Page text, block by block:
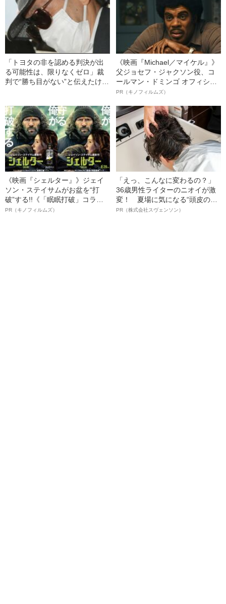
「トヨタの非を認める判決が出
る可能性は、限りなくゼロ」裁
判で“勝ち目がない”と伝えたけれ
の葛藤」
《映画『Michael／マイケル』》
父ジョセフ・ジャクソン役、コ
ールマン・ドミンゴ オフィシャ
ルインタビュー“観客を魅了した
語る”《日本興収70億円突破》
PR（キノフィルムズ）
《映画『シェルター』》ジェイ
ソン・ステイサムがお盆を“打
破”する!!《「眠眠打破」コラ
ボ》
PR（キノフィルムズ）
「えっ、こんなに変わるの？」
36歳男性ライターのニオイが激
変！ 夏場に気になる“頭皮のニ
オイ”や“ベタつき”を解消す
PR（株式会社スヴェンソン）